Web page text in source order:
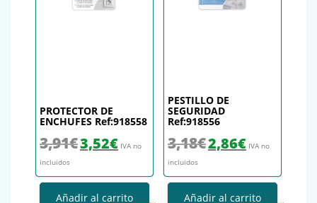
PROTECTOR DE
ENCHUFES Ref:918558
3,91€ El precio original era: 3,91€.
3,52€El precio actual es: 3,52€.
IVA no
incluidos
Añadir al carrito
PESTILLO DE
SEGURIDAD
Ref:918556
3,18€El precio original era: 3,18€.
2,86€El precio actual
IVA no
incluidos
Añadir al carrito